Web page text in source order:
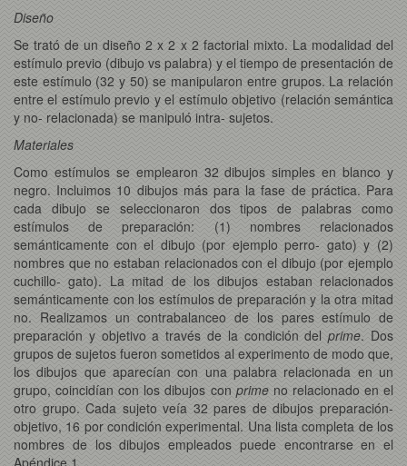
Diseño
Se trató de un diseño 2 x 2 x 2 factorial mixto. La modalidad del
estímulo previo (dibujo vs palabra) y el tiempo de presentación de
este estímulo (32 y 50) se manipularon entre grupos. La relación
entre el estímulo previo y el estímulo objetivo (relación semántica
y no- relacionada) se manipuló intra- sujetos.
Materiales
Como estímulos se emplearon 32 dibujos simples en blanco y
negro. Incluimos 10 dibujos más para la fase de práctica. Para
cada dibujo se seleccionaron dos tipos de palabras como
estímulos de preparación: (1) nombres relacionados
semánticamente con el dibujo (por ejemplo perro- gato) y (2)
nombres que no estaban relacionados con el dibujo (por ejemplo
cuchillo- gato). La mitad de los dibujos estaban relacionados
semánticamente con los estímulos de preparación y la otra mitad
no. Realizamos un contrabalanceo de los pares estímulo de
preparación y objetivo a través de la condición delprime. Dos
grupos de sujetos fueron sometidos al experimento de modo que,
los dibujos que aparecían con una palabra relacionada en un
grupo, coincidían con los dibujos con primeno relacionado en el
otro grupo. Cada sujeto veía 32 pares de dibujos preparación-
objetivo, 16 por condición experimental. Una lista completa de los
nombres de los dibujos empleados puede encontrarse en el
Apéndice 1.